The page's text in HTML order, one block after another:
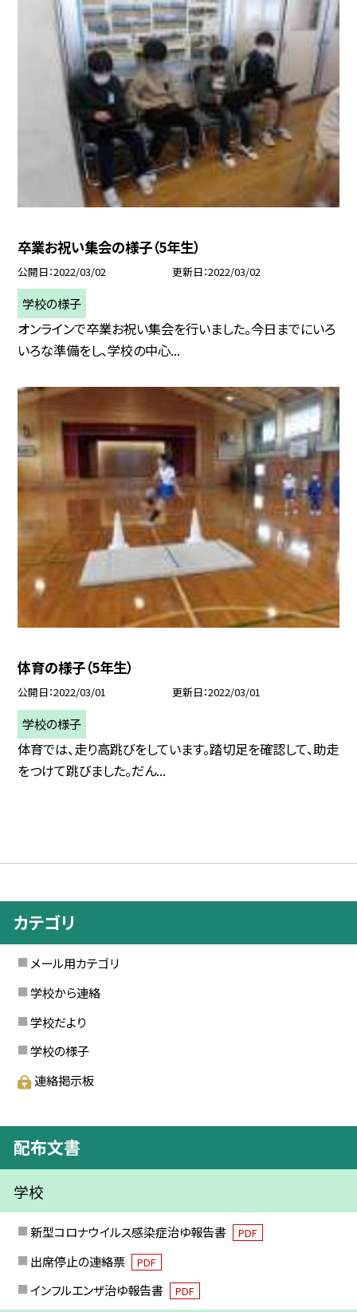
卒業お祝い集会の様子（5年生）
公開日 2022/03/02 更新日 2022/03/02
学校の様子
オンラインで卒業お祝い集会を行いました。今日までにいろ
いろな準備をし、学校の中心...
体育の様子（5年生）
公開日 2022/03/01 更新日 2022/03/01
学校の様子
体育では、走り高跳びをしています。踏切足を確認して、助走
をつけて跳びました。だん...
カテゴリ
メール用カテゴリ
学校から連絡
学校だより
学校の様子
連絡掲示板
配布文書
学校
新型コロナウイルス感染症治ゆ報告書 PDF
出席停止の連絡票 PDF
インフルエンザ治ゆ報告書 PDF